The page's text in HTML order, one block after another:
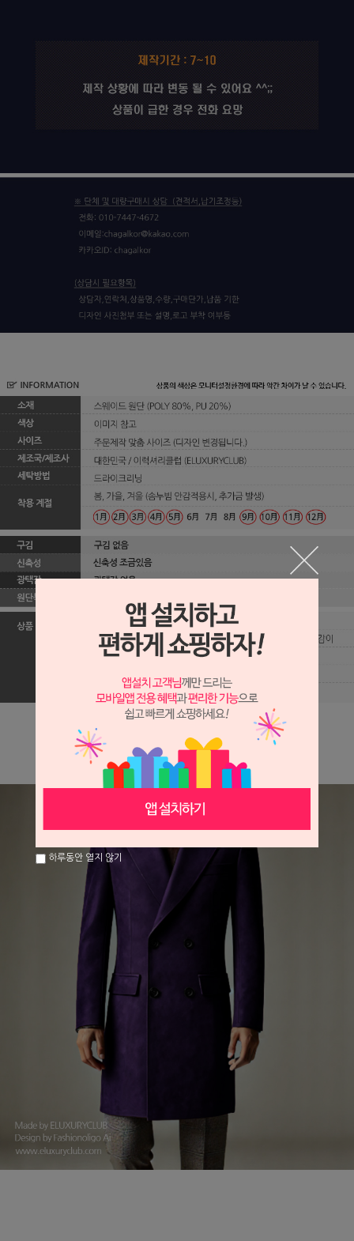
하루동안 열지 않기